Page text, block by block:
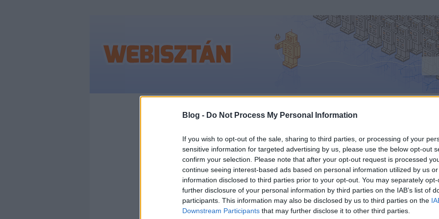
Blog - Do Not Process My Personal Information
If you wish to opt-out of the sale, sharing to third parties, or processing of your
sensitive information for targeted advertising by us, please use the below opt-out
confirm your selection. Please note that after your opt-out request is processed
continue seeing interest-based ads based on personal information utilized by us
information disclosed to third parties prior to your opt-out. You may separately
further disclosure of your personal information by third parties on the IAB’s list of
participants. This information may also be disclosed by us to third parties on the
Downstream Participants that may further disclose it to other third parties.
A lufit nem a webkettes innovatőrök (+ üzleti modell) fújják, hanem
akik a háttérben gyorsan és csöndben akarnak gazdagok lenni. Lásd a
akik méga pénzpiacokat is képesek manipulálni. Jó, az első
ellent is mondanánk: a YouTube piaci értékét a TechCrunch2 milliárd
ugyanakkor a CNet/NYT csak1 milliárdra. Ebből mondja meg valaki,
az annyi.